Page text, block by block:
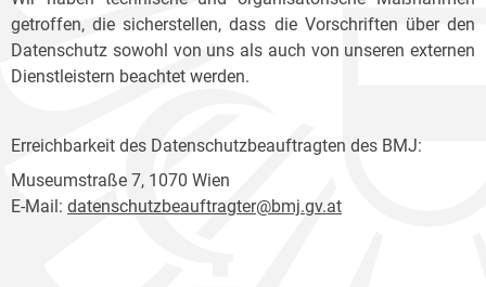
getroffen, die sicherstellen, dass die Vorschriften über den
Datenschutz sowohl von uns als auch von unseren externen
Dienstleistern beachtet werden.
Erreichbarkeit des Datenschutzbeauftragten des BMJ:
Museumstraße 7, 1070 Wien
E-Mail: datenschutzbeauftragter@bmj.gv.at